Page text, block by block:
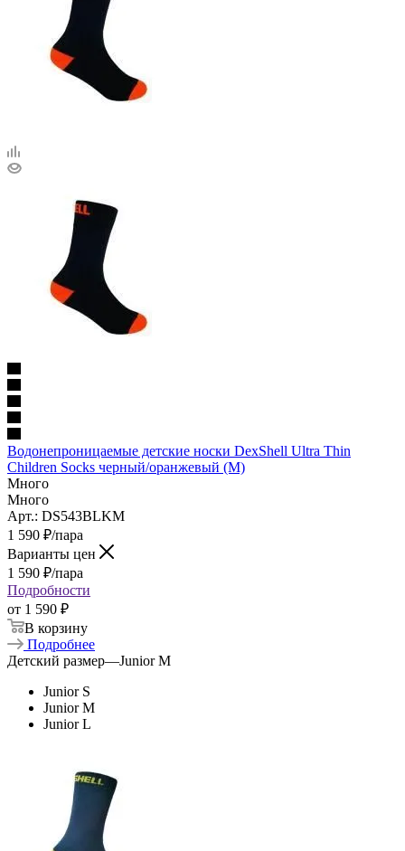
Водонепроницаемые детские носки DexShell Ultra Thin
Children Socks черный/оранжевый (M)
Много
Много
Арт.: DS543BLKM
1 590 ₽/пара
Варианты цен
1 590 ₽/пара
Подробности
от 1 590 ₽
В корзину
Подробнее
Детский размер—Junior M
Junior S
Junior M
Junior L